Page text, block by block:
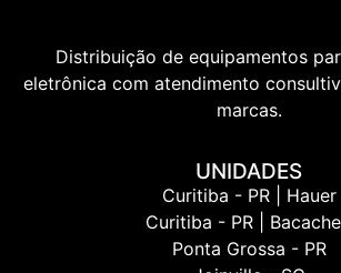
Distribuição de equipamentos
eletrônica com atendimento
marcas.
UNIDADES
Curitiba - PR | Hauer
Curitiba - PR |
Ponta Grossa - PR